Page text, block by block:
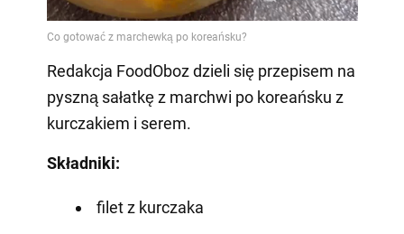
Redakcja FoodOboz dzieli się przepisem na
pyszną sałatkę z marchwi po koreańsku z
kurczakiem i serem.
Składniki:
filet z kurczaka